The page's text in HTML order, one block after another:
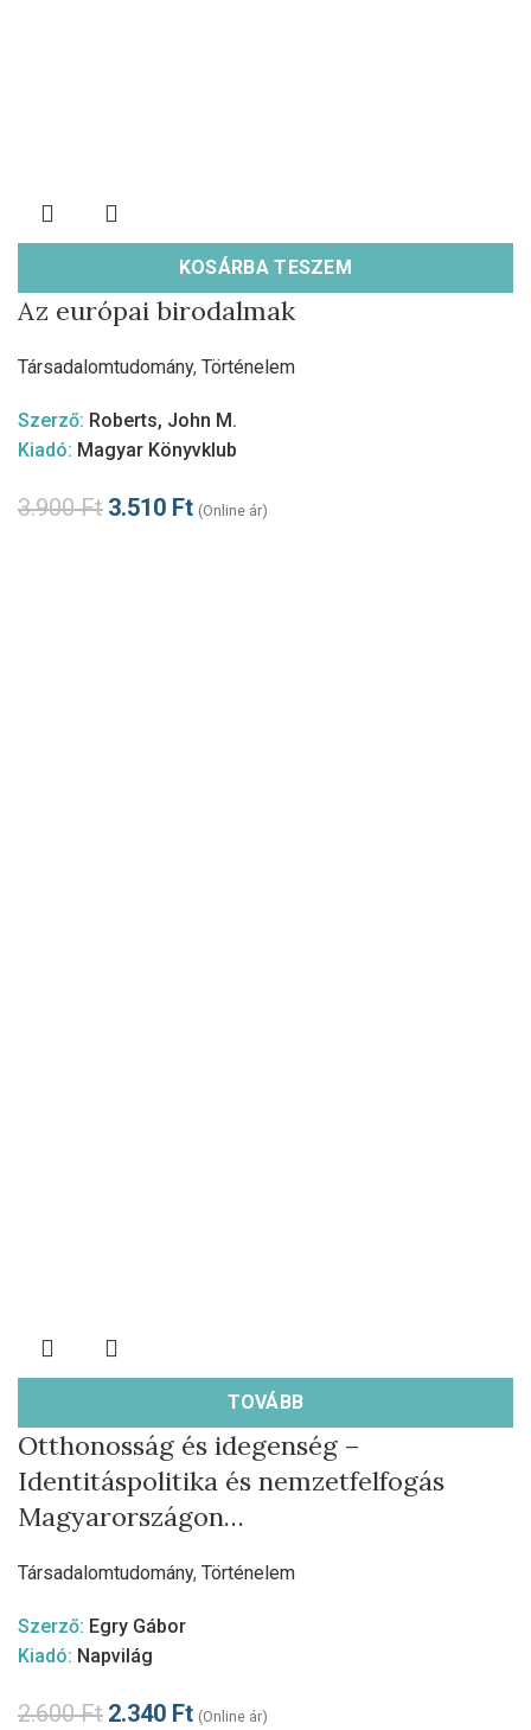
KOSÁRBA TESZEM
Az európai birodalmak
Társadalomtudomány, Történelem
Szerző: Roberts, John M.
Kiadó: Magyar Könyvklub
3.900Ft 3.510 Ft (Online ár)
TOVÁBB
Otthonosság és idegenség –
Identitáspolitika és nemzetfelfogás
Magyarországon…
Társadalomtudomány, Történelem
Szerző: Egry Gábor
Kiadó: Napvilág
2.600Ft 2.340 Ft (Online ár)